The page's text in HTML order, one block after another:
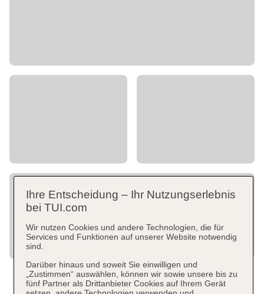
Ihre Entscheidung – Ihr Nutzungserlebnis
bei TUI.com
Wir nutzen Cookies und andere Technologien, die für
Services und Funktionen auf unserer Website notwendig
sind.
Darüber hinaus und soweit Sie einwilligen und
„Zustimmen“ auswählen, können wir sowie unsere bis zu
fünf Partner als Drittanbieter Cookies auf Ihrem Gerät